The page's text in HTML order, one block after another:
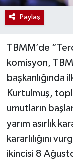
Paylaş
TBMM’de
komisyon,
başkanlığında
Kurtulmuş,
umutların
yarım asırlık
kararlılığını
ikincisi 8